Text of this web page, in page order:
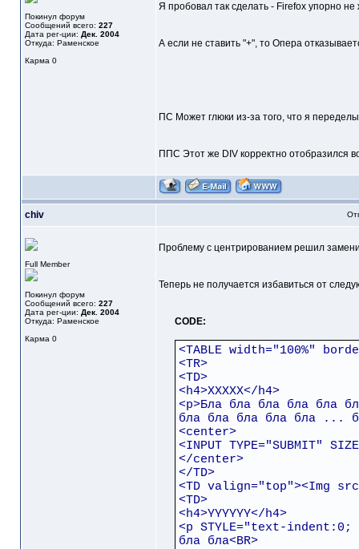
Покинул форум
Сообщений всего: 227
Дата рег-ции: Дек. 2004
Откуда: Раменское
Карма 0
Я пробовал так сделать - Firefox упорно
А если не ставить "+", то Опера
ПС Может глюки из-за того, что я
ППС Этот же DIV корректно отобразился
chiv
Full Member
Покинул форум
Сообщений всего: 227
Дата рег-ции: Дек. 2004
Откуда: Раменское
Карма 0
Проблему с центрированием решил
Теперь не получается избавиться от
CODE:
<TABLE width="100%"
<TR>
<TD>
<h4>ХХХХХ</h4>
<p>Бла бла бла бла бла
бла бла бла бла бла ...
<center>
<INPUT TYPE="SUBMIT"
</center>
</TD>
<TD valign="top"><Img
<TD>
<h4>YYYYYY</h4>
<p STYLE="text-
бла бла<BR>